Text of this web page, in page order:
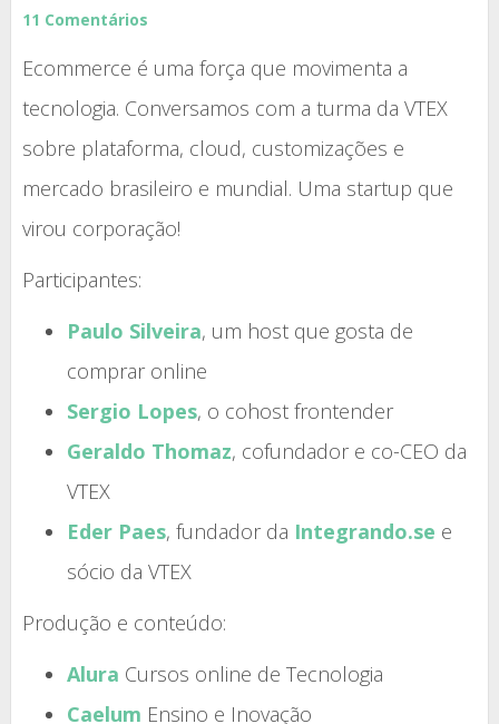
11 Comentários
Ecommerce é uma força que movimenta a
tecnologia. Conversamos com a turma da VTEX
sobre plataforma, cloud, customizações e
mercado brasileiro e mundial. Uma startup que
virou corporação!
Participantes:
Paulo Silveira, um host que gosta de
comprar online
Sergio Lopes, o cohost frontender
Geraldo Thomaz, cofundador e co-CEO da
VTEX
Eder Paes, fundador da Integrando.se e
sócio da VTEX
Produção e conteúdo:
Alura Cursos online de Tecnologia
Caelum Ensino e Inovação